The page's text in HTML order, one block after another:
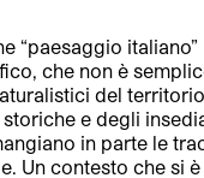
“paesaggio
che non è
del
e degli
in parte le
Un contesto che si